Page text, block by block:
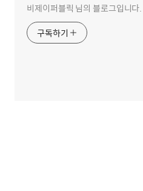
비제이퍼블릭 님의 블로그입니다.
구독하기